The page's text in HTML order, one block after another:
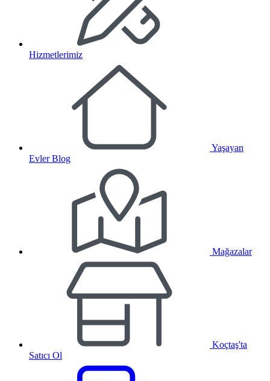
Hizmetlerimiz
Yaşayan
Evler Blog
Mağazalar
Koçtaş'ta
Satıcı Ol